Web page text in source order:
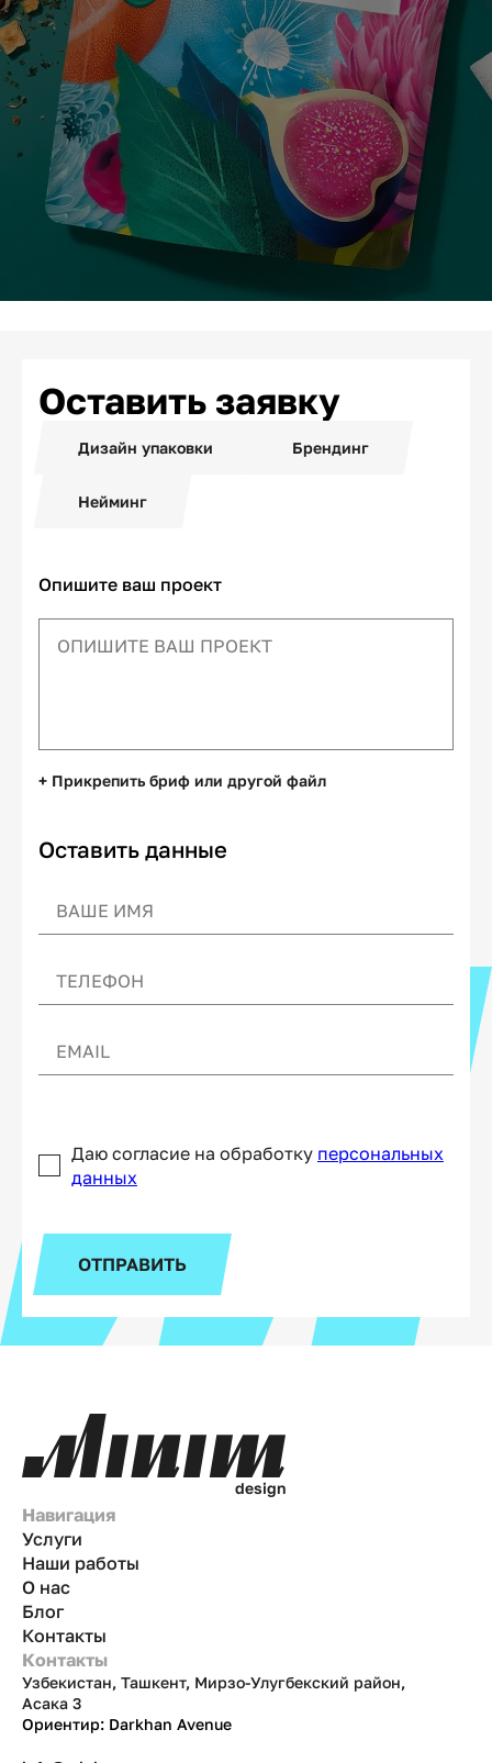
Оставить заявку
Дизайн упаковки Брендинг
Нейминг
Опишите ваш проект
+ Прикрепить бриф или другой файл
Оставить данные
Даю согласие на обработку персональных
данных
ОТПРАВИТЬ
design
Навигация
Услуги
Наши работы
О нас
Блог
Контакты
Контакты
Узбекистан, Ташкент, Мирзо-Улугбекский район,
Асака 3
Ориентир: Darkhan Avenue